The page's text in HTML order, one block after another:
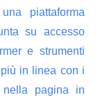
piattaforma
su accesso
e strumenti
in linea con i
nella pagina in